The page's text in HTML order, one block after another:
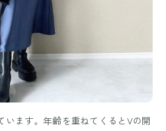
います。年齢を重ねてくるとVの開